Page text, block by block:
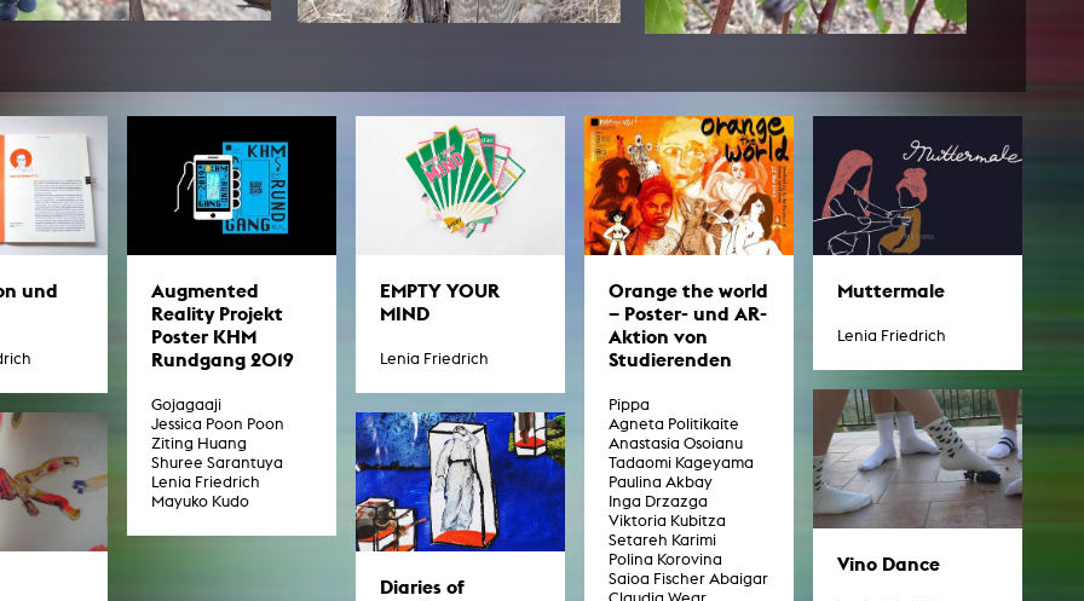
und
Augmented
Reality Projekt
Poster KHM
Rundgang 2019
Gojagaaji
Jessica Poon Poon
Ziting Huang
Shuree Sarantuya
Lenia Friedrich
Mayuko Kudo
EMPTY YOUR
MIND
Lenia Friedrich
Orange the world
– Poster- und AR-
Aktion von
Studierenden
Pippa
Agneta Politikaite
Anastasia Osoianu
Tadaomi Kageyama
Paulina Akbay
Inga Drzazga
Viktoria Kubitza
Setareh Karimi
Polina Korovina
Saioa Fischer Abaigar
Muttermale
Lenia Friedrich
Vino Dance
Diaries of
Lab Jahrbuch
Empfehlungen
Neuerwerbungen
Publikationen Lehrende
Top 10 Ausleihe
Open Access
Ombudsstellen
Partner
In Erinnerung
Meldestelle Hinweisgeberschutzgesetz
AGG-Beschwerdestelle
Lehrende woanders